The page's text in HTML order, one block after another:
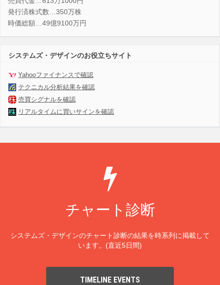
発行済株式数…350万株
時価総額…49億9100万円
システムズ・デザインのお役立ちサイト
Yahooファイナンスで確認
テクニカル分析結果を確認
売買シグナルを確認
リアルタイムに買いサインを確認
チャート診断
システムズ・デザインのチャート診断の結果を時系列に掲載して
います。(直近5日間)
TIMELINE EVENTS